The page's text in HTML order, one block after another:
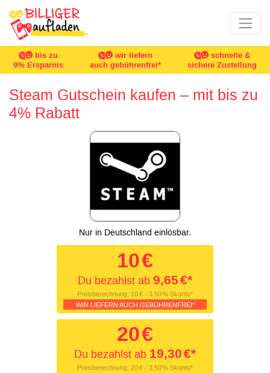
bis zu
9% Ersparnis
wir liefern
auch gebührenfrei*
schnelle &
sichere Zustellung
Steam Gutschein kaufen – mit bis zu
4% Rabatt
Nur in Deutschland einlösbar.
10€
Du bezahlst ab9,65€*
Preisberechnung: 10€ - 3,50% Skonto*
WIR LIEFERN AUCH GEBÜHRENFREI*
20€
Du bezahlst ab 19,30€*
Preisberechnung:20€ - 3,50% Skonto*